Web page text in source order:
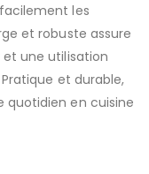
les
et robuste assure
une utilisation
et durable,
quotidien en cuisine